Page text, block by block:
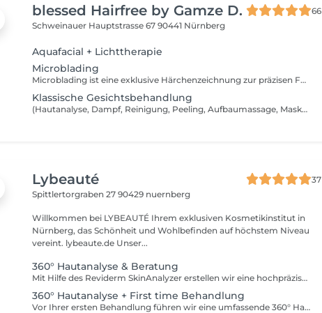
blessed Hairfree by Gamze D.
66
Schweinauer Hauptstrasse 6790441 Nürnberg
Aquafacial + Lichttherapie
Microblading
Microblading ist eine exklusive Härchenzeichnung zur präzisen Formung und Verdichtung der Augenbrauen. Die Behandlung wird von einer zertifizierten PMU-Master-Artistin durchgeführt und sorgt für ein natürliches, typgerechtes Ergebnis mit einer Haltbarkeit von 12 bis 36 Monaten.
Klassische Gesichtsbehandlung
(Hautanalyse, Dampf, Reinigung, Peeling, Aufbaumassage, Maske, Abschlusspflege)
Lybeauté
37
Spittlertorgraben 2790429 nuernberg
Willkommen bei LYBEAUTÉ Ihrem exklusiven Kosmetikinstitut in
Nürnberg, das Schönheit und Wohlbefinden auf höchstem Niveau
vereint. lybeaute.de Unser...
360° Hautanalyse & Beratung
Mit Hilfe des Reviderm SkinAnalyzer erstellen wir eine hochpräzise Hautanalyse. Dabei werden wichtige Parameter wie Feuchtigkeit, Elastizität, Poren, Pigmentierungen und Gefäßveränderungen sichtbar gemacht und ausgewertet. Im Anschluss erhalten Sie eine individuelle Beratung zur idealen Pflege und Behandlungsmöglichkeiten. Alle Ergebnisse werden dokumentiert und bilden die Grundlage für Ihre zukünftigen Behandlungs- und Pflegekonzepte. Für das beste Ergebnis kommen Sie bitte ungeschminkt.
360° Hautanalyse + First time Behandlung
Vor Ihrer ersten Behandlung führen wir eine umfassende 360° Hautanalyse mit unserem Hightech-Analysetool durch. Dabei erfassen wir zentrale Hautparameter wie Feuchtigkeit, Elastizität, Poren, Pigmentierungen und Gefäßveränderungen. Auf dieser Basis wählen wir die für Ihre Haut passende Erstbehandlung. Je nach Hautbedürfnis kann dies zum Beispiel sein: eine Basic Behandlung zur intensiven Reinigung und Pflege, ein HydraFacial / Aquafacial für tiefenwirksame Hydration und Glow, eine Microdermabrasion zur Verfeinerung des Hautbildes, eine LPG Endermologie für das Gesicht zur Straffung und Durchblutungsförderung, eine Radiofrequenz-Behandlung für Glättung und Anti-Aging, eine Aknebehandlung zur Regulierung von Hautunreinheiten und Entzündungen. So erleben Sie direkt, wie individuell und wirksam unsere Behandlungen sind. Zusätzlich besprechen wir die passende Pflege für Zuhause, um die Ergebnisse langfristig zu optimieren. Für ein unverfälschtes Ergebnis kommen Sie bitte ungeschminkt.